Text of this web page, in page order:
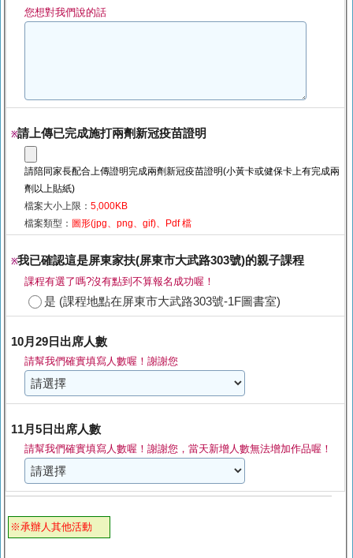
您想對我們說的話
※請上傳已完成施打兩劑新冠疫苗證明
請陪同家長配合上傳證明完成兩劑新冠疫苗證明(小黃卡或健保卡上有完成兩
劑以上貼紙)
檔案大小上限： 5,000KB
檔案類型： 圖形(jpg、png、gif)、Pdf 檔
※我已確認這是屏東家扶(屏東市大武路303號)的親子課程
課程有選了嗎?沒有點到不算報名成功喔！
是 (課程地點在屏東市大武路303號-1F圖書室)
10月29日出席人數
請幫我們確實填寫人數喔！謝謝您
11月5日出席人數
請幫我們確實填寫人數喔！謝謝您，當天新增人數無法增加作品喔！
※承辦人其他活動